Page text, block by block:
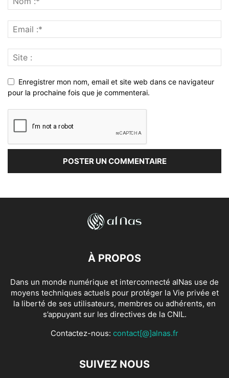
Enregistrer mon nom, email et site web dans ce navigateur
pour la prochaine fois que je commenterai.
À PROPOS
Dans un monde numérique et interconnecté alNas use de
moyens techniques actuels pour protéger la Vie privée et
la liberté de ses utilisateurs, membres ou adhérents, en
s’appuyant sur les directives de la CNIL.
Contactez-nous: contact[@]alnas.fr
SUIVEZ NOUS